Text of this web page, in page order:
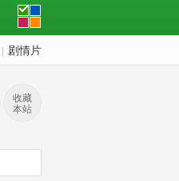
剧情片
收藏
本站